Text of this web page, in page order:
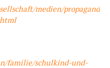
medien/
familie/schulkind-und-